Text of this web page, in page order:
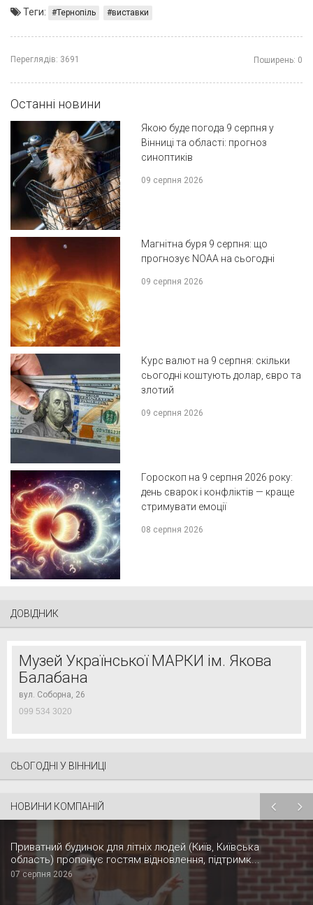
Теги: Тернопіль виставки
Переглядів: 3691 Поширень: 0
Останні новини
Якою буде погода 9 серпня у
Вінниці та області: прогноз
синоптиків
09 серпня 2026
Магнітна буря 9 серпня: що
прогнозує NOAA на сьогодні
09 серпня 2026
Курс валют на 9 серпня: скільки
сьогодні коштують долар, євро та
злотий
09 серпня 2026
Гороскоп на 9 серпня 2026 року:
день сварок і конфліктів — краще
стримувати емоції
08 серпня 2026
ДОВІДНИК
Музей Української МАРКИ ім. Якова
Балабана
вул. Соборна, 26
099 534 3020
СЬОГОДНІ У ВІННИЦІ
НОВИНИ КОМПАНІЙ
Приватний будинок для літніх людей (Київ, Київська
область) пропонує гостям відновлення, підтримк...
07 серпня 2026